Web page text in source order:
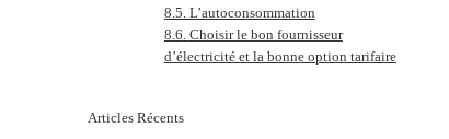
L’autoconsommation
Choisir le bon fournisseur
d’électricité et la bonne option tarifaire
Articles Récents